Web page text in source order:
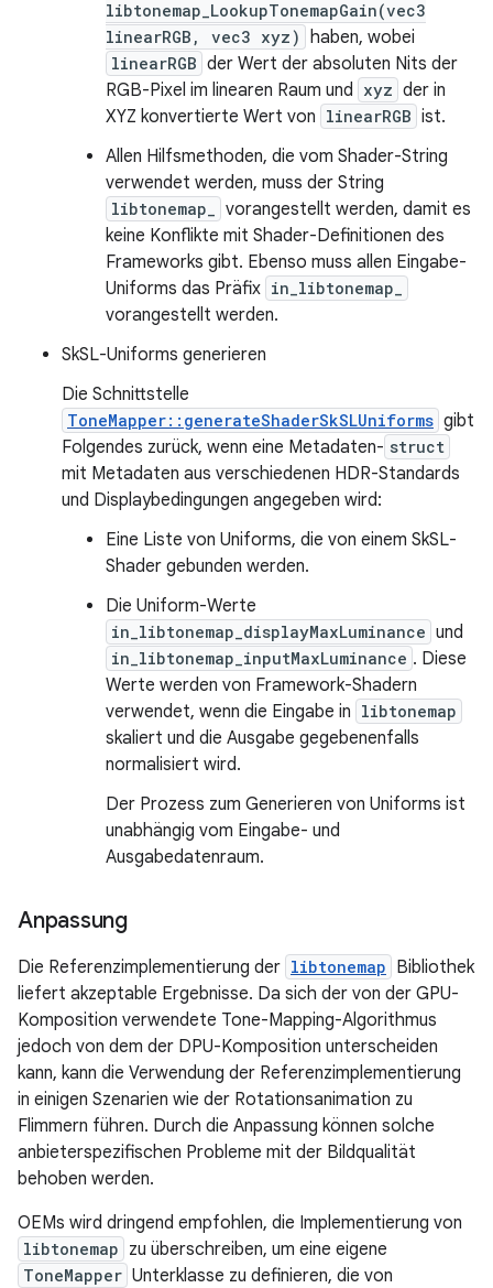
libtonemap_LookupTonemapGain(vec3
linearRGB, vec3 xyz) haben, wobei
linearRGB der Wert der absoluten Nits der
RGB-Pixel im linearen Raum und xyz der in
XYZ konvertierte Wert von linearRGB ist.
Allen Hilfsmethoden, die vom Shader-String
verwendet werden, muss der String
libtonemap_
vorangestellt werden, damit es
keine Konflikte mit Shader-Definitionen des
Frameworks gibt. Ebenso muss allen Eingabe-
Uniforms das Präfix in_libtonemap_
vorangestellt werden.
SkSL-Uniforms generieren
Die Schnittstelle
ToneMapper::generateShaderSkSLUniforms gibt
Folgendes zurück, wenn eine Metadaten- struct
mit Metadaten aus verschiedenen HDR-Standards
und Displaybedingungen angegeben wird:
Eine Liste von Uniforms, die von einem SkSL-
Shader gebunden werden.
Die Uniform-Werte
in_libtonemap_displayMaxLuminance und
in_libtonemap_inputMaxLuminance . Diese
Werte werden von Framework-Shadern
verwendet, wenn die Eingabe in libtonemap
skaliert und die Ausgabe gegebenenfalls
normalisiert wird.
Der Prozess zum Generieren von Uniforms ist
unabhängig vom Eingabe- und
Ausgabedatenraum.
Anpassung
Die Referenzimplementierung der libtonemap Bibliothek
liefert akzeptable Ergebnisse. Da sich der von der GPU-
Komposition verwendete Tone-Mapping-Algorithmus
jedoch von dem der DPU-Komposition unterscheiden
kann, kann die Verwendung der Referenzimplementierung
in einigen Szenarien wie der Rotationsanimation zu
Flimmern führen. Durch die Anpassung können solche
anbieterspezifischen Probleme mit der Bildqualität
behoben werden.
OEMs wird dringend empfohlen, die Implementierung von
libtonemap zu überschreiben, um eine eigene
ToneMapper Unterklasse zu definieren, die von